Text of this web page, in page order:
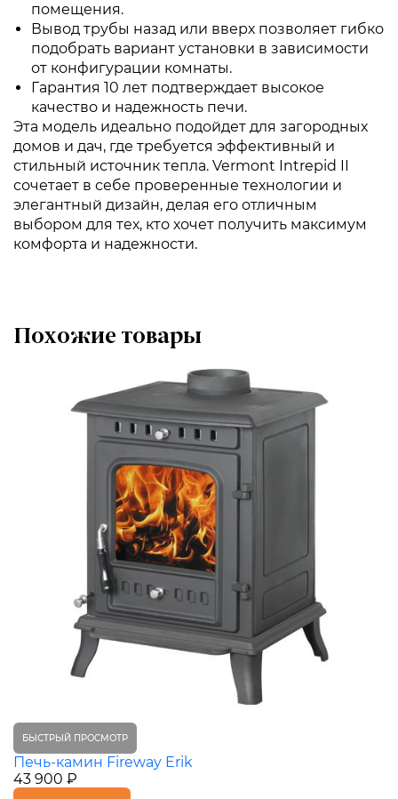
помещения.
Вывод трубы назад или вверх позволяет гибко
подобрать вариант установки в зависимости
от конфигурации комнаты.
Гарантия 10 лет подтверждает высокое
качество и надежность печи.
Эта модель идеально подойдет для загородных
домов и дач, где требуется эффективный и
стильный источник тепла. Vermont Intrepid II
сочетает в себе проверенные технологии и
элегантный дизайн, делая его отличным
выбором для тех, кто хочет получить максимум
комфорта и надежности.
Похожие товары
БЫСТРЫЙ ПРОСМОТР
Печь-камин Fireway Erik
43 900 ₽